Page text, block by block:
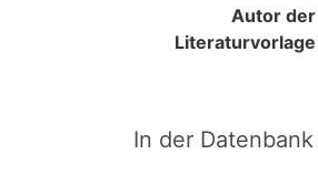
Autor der
Literaturvorlage
In der